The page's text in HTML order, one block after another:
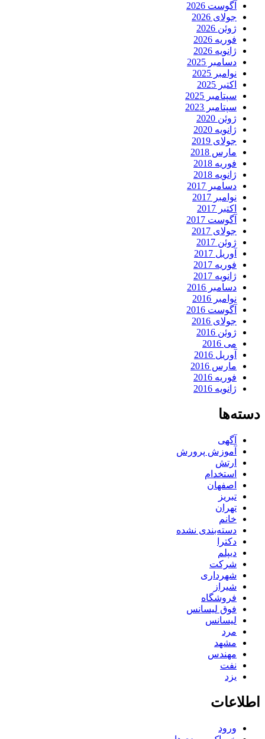
آگوست 2026
جولای 2026
ژوئن 2026
فوریه 2026
ژانویه 2026
دسامبر 2025
نوامبر 2025
اکتبر 2025
سپتامبر 2025
سپتامبر 2023
ژوئن 2020
ژانویه 2020
جولای 2019
مارس 2018
فوریه 2018
ژانویه 2018
دسامبر 2017
نوامبر 2017
اکتبر 2017
آگوست 2017
جولای 2017
ژوئن 2017
آوریل 2017
فوریه 2017
ژانویه 2017
دسامبر 2016
نوامبر 2016
آگوست 2016
جولای 2016
ژوئن 2016
می 2016
آوریل 2016
مارس 2016
فوریه 2016
ژانویه 2016
دسته‌ها
آگهی
آموزش پرورش
ارتش
استخدام
اصفهان
تبریز
تهران
خانم
دسته‌بندی نشده
دکترا
دیپلم
شرکت
شهرداری
شیراز
فروشگاه
فوق لیسانس
لیسانس
مرد
مشهد
مهندس
نفت
یزد
اطلاعات
ورود